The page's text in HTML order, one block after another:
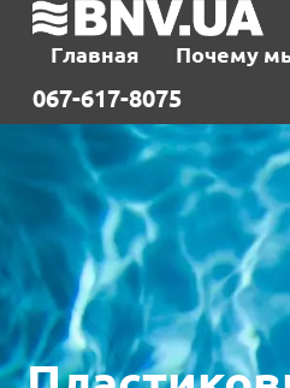
Главная Почему
067-617-8075